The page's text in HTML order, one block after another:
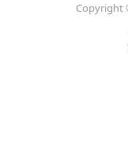
Copyright